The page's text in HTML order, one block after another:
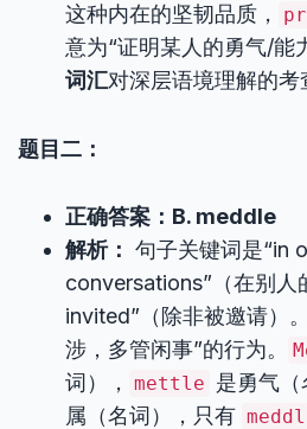
这种内在的坚韧品质，
意为“证明某人的勇气/能
词汇对深层语境理解的考
题目二：
正确答案：B. meddle
解析： 句子关键词是“in
conversations”（在别人
invited”（除非被邀请）
涉，多管闲事”的行为。
词）， mettle 是勇气（
属（名词），只有